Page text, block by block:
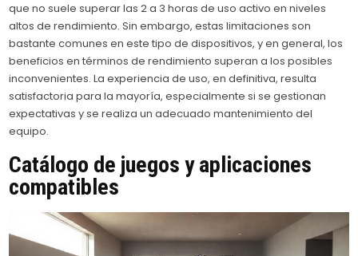
que no suele superar las 2 a 3 horas de uso activo en niveles
altos de rendimiento. Sin embargo, estas limitaciones son
bastante comunes en este tipo de dispositivos, y en general, los
beneficios en términos de rendimiento superan a los posibles
inconvenientes. La experiencia de uso, en definitiva, resulta
satisfactoria para la mayoría, especialmente si se gestionan
expectativas y se realiza un adecuado mantenimiento del
equipo.
Catálogo de juegos y aplicaciones
compatibles